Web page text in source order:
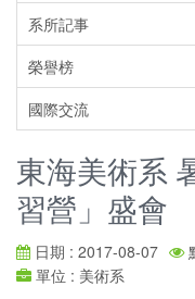
系所記事
榮譽榜
國際交流
東海美術系
習營」盛會
日期 : 2017-08-07
單位 : 美術系